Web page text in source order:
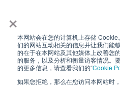
×
本网站会在您的计算机上存储
们的网站互动相关的信息并让我们能
的在于在本网站及其他媒体上改善您
的服务，以及分析和衡量访客情况。
的更多信息，请查看我们的“Cookie
如果您拒绝，那么在您访问本网站时
隐私政策
Cookie Policy